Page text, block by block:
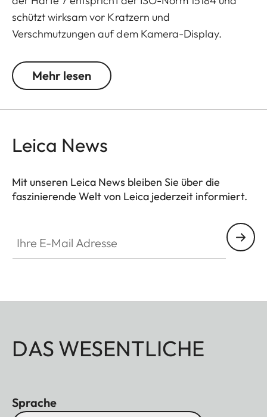
schützt wirksam vor Kratzern und
Verschmutzungen auf dem Kamera-Display.
selbst bei hellem Licht eine kontrastreiche
Bilddarstellung ohne störende Spiegelungen zu.
Mehr lesen
Leica News
Mit unseren Leica News bleiben Sie über die
faszinierende Welt von Leica jederzeit informiert.
DAS WESENTLICHE
Sprache